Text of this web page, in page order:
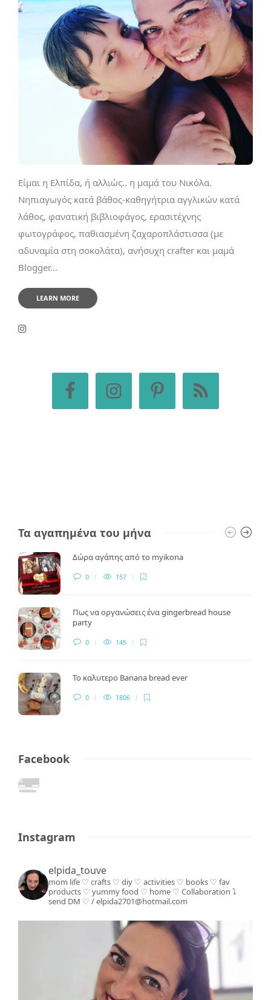
Είμαι η Ελπίδα, ή αλλιώς.. η μαμά του Νικόλα.
Νηπιαγωγός κατά βάθος-καθηγήτρια αγγλικών κατά
λάθος, φανατική βιβλιοφάγος, ερασιτέχνης
φωτογράφος, παθιασμένη ζαχαροπλάστισσα (με
αδυναμία στη σοκολάτα), ανήσυχη crafter και μαμά
Blogger...
LEARN MORE
Τα αγαπημένα του μήνα
Δώρα αγάπης από το myikona
0 157
Πως να οργανώσεις ένα gingerbread house
party
0 145
Το καλυτερο Banana bread ever
0 1806
Facebook
Instagram
elpida_touve
mom life ♡ crafts ♡ diy ♡ activities ♡ books ♡ fav
products ♡ yummy food ♡ home ♡ Collaboration ⤵️
send DM ♡ / elpida2701@hotmail.com